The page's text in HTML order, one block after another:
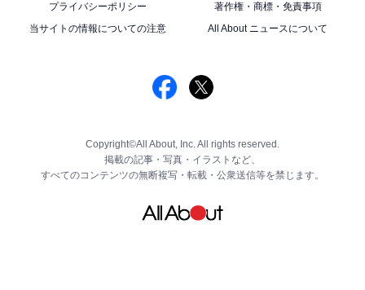
プライバシーポリシー
著作権・商標・免責事項
当サイトの情報についての注意
All About ニュースについて
Copyright©All About, Inc. All rights reserved.
掲載の記事・写真・イラストなど、
すべてのコンテンツの無断複写・転載・公衆送信等を禁じます。